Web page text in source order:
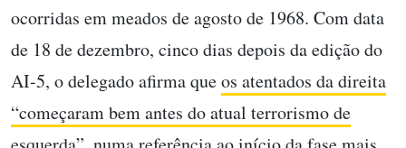
ocorridas em meados de agosto de 1968. Com data
de 18 de dezembro, cinco dias depois da edição do
AI-5, o delegado afirma queos atentados da direita
“começaram bem antes do atual terrorismo de